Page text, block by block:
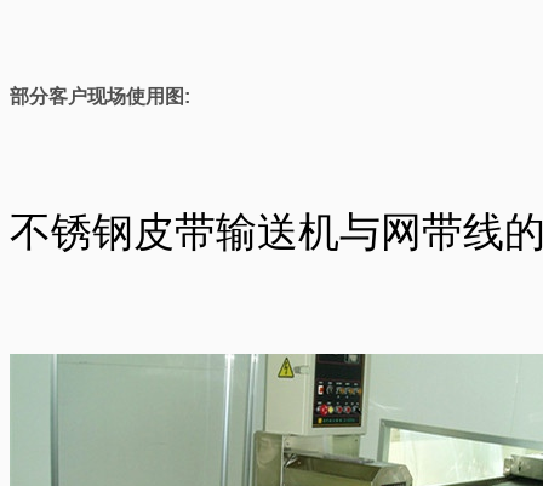
部分客户现场使用图:
不锈钢皮带输送机与网带线